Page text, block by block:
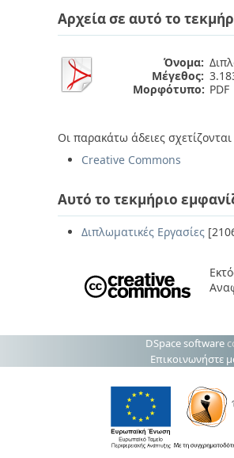
Αρχεία σε αυτό το
Όνομα:
Μέγεθος:
Μορφότυπο: PDF
Οι παρακάτω άδειες
Creative Commons
Αυτό το τεκμήριο
Διπλωματικές Εργασίες
DSpace software
Επικοινωνήστε